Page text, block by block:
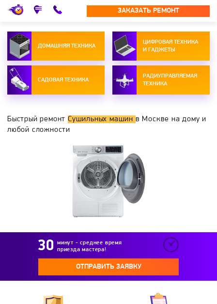
ЗАКАЗАТЬ РЕМОНТ
ДОМАШНЯЯ ТЕХНИКА
ЦИФРОВАЯ ТЕХНИКА
И ГАДЖЕТЫ
САДОВАЯ ТЕХНИКА
РАДИУПРАВЛЯЕМАЯ
ТЕХНИКА
Быстрый ремонтСушильных машин в Москве на дому и
любой сложности
минут - среднее время
приезда мастера!
ОТПРАВИТЬ ЗАЯВКУ